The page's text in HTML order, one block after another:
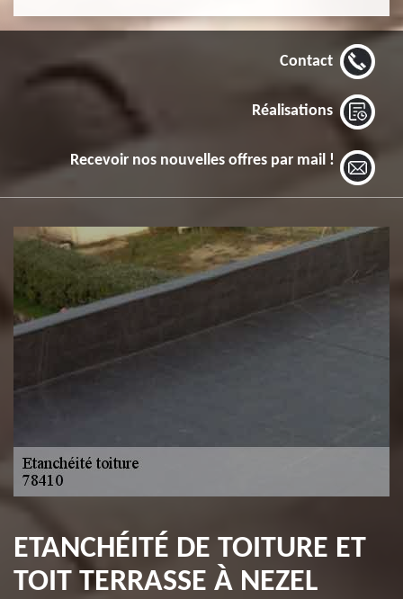
Contact
Réalisations
Recevoir nos nouvelles offres par mail !
ETANCHÉITÉ DE TOITURE ET
TOIT TERRASSE À NEZEL